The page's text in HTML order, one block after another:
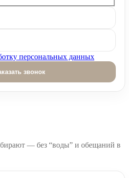
персональных данных
— без “воды” и обещаний в